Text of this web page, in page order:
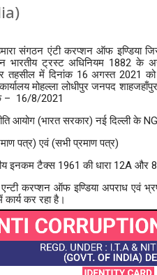
हमारा संगठन एंटी करप्शन ऑफ
भारतीय ट्रस्ट अधिनियम 1882 के
तहसील में दिनांक 16 अगस्त 2021
मोहल्ला लोधीपुर जनपद
– 16/8/2021
आयोग (भारत सरकार) नई दिल्ली के
पत्र) एवं (सभी प्रमाण पत्र)
इनकम टैक्स 1961 की धारा 12A और
करप्शन ऑफ इण्डिया अपराध एवं
कर रहा है।